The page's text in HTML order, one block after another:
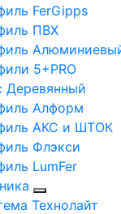
FerGipps
ПВХ
5+PRO
Деревянный
Алформ
АКС и ШТОК
Флэкси
LumFer
Технолайт